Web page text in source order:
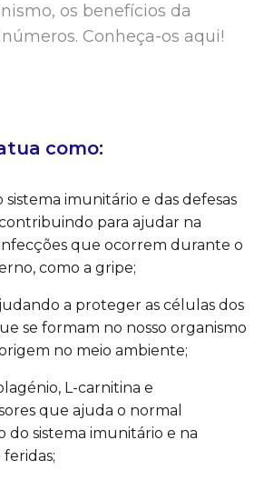
os benefícios da
Conheça-os aqui!
como:
imunitário e das defesas
para ajudar na
que ocorrem durante o
como a gripe;
a proteger as células dos
se formam no nosso organismo
no meio ambiente;
L-carnitina e
que ajuda o normal
sistema imunitário e na